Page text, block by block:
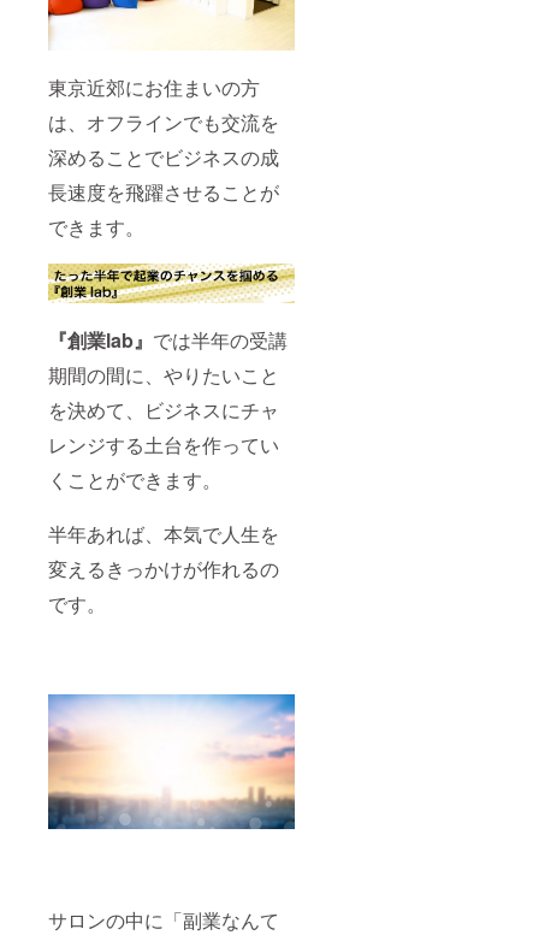
東京近郊にお住まいの方
は、オフラインでも交流を
深めることでビジネスの成
長速度を飛躍させることが
できます。
『創業lab』 では半年の受講
期間の間に、やりたいこと
を決めて、ビジネスにチャ
レンジする土台を作ってい
くことができます。
半年あれば、本気で人生を
変えるきっかけが作れるの
です。
サロンの中に「副業なんて